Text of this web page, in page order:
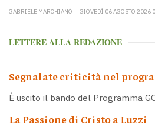
GABRIELE MARCHIANÒ GIOVEDÌ 06 AGOSTO 2026
LETTERE ALLA REDAZIONE
Segnalate criticità nel
È uscito il bando del Programma
La Passione di Cristo a Luzzi